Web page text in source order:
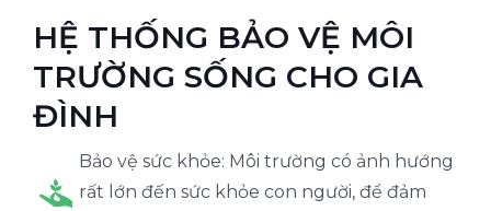
HỆ THỐNG BẢO VỆ MÔI
TRƯỜNG SỐNG CHO GIA
ĐÌNH
Bảo vệ sức khỏe: Môi trường có ảnh hướng
rất lớn đến sức khỏe con người, để đảm